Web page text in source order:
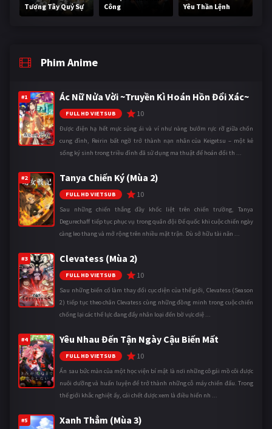
Tương Tây Quỷ Sự
Công
Yêu Thần Lệnh
Phim Anime
#1 Ác Nữ Nửa Vời ~Truyền Kì Hoán Hồn Đổi Xác~
FULL HD VIETSUB 10
Được điện hạ hết mực sủng ái và ví như nàng bướm rực rỡ giữa chốn
cung đình, Reirin bất ngờ trở thành nạn nhân của Keigetsu – một kẻ
sống ký sinh trong triều đình đã sử dụng ma thuật để hoán đổi th ...
#2 Tanya Chiến Ký (Mùa 2)
FULL HD VIETSUB 10
Sau những chiến thắng đầy khốc liệt trên chiến trường, Tanya
Degurechaff tiếp tục phục vụ trong quân đội Đế quốc khi cuộc chiến ngày
càng leo thang và mở rộng trên nhiều mặt trận. Dù sở hữu tài năn ...
#3 Clevatess (Mùa 2)
FULL HD VIETSUB 10
Sau những biến cố làm thay đổi cục diện của thế giới, Clevatess (Season
2) tiếp tục theo chân Clevatess cùng những đồng minh trong cuộc chiến
chống lại các thế lực đang đẩy nhân loại đến bờ vực diệ ...
#4 Yêu Nhau Đến Tận Ngày Cậu Biến Mất
FULL HD VIETSUB 10
Ẩn sau bức màn của một học viện bí mật là nơi những cô gái mồ côi được
nuôi dưỡng và huấn luyện để trở thành những cỗ máy chiến đấu. Trong
thế giới khắc nghiệt ấy, cái chết được xem là điều hiển nh ...
#5 Xanh Thẳm (Mùa 3)